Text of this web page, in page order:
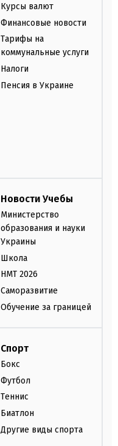
Курсы валют
Финансовые новости
Тарифы на
коммунальные услуги
Налоги
Пенсия в Украине
Новости Учебы
Министерство
образования и науки
Украины
Школа
НМТ 2026
Саморазвитие
Обучение за границей
Спорт
Бокс
Футбол
Теннис
Биатлон
Другие виды спорта